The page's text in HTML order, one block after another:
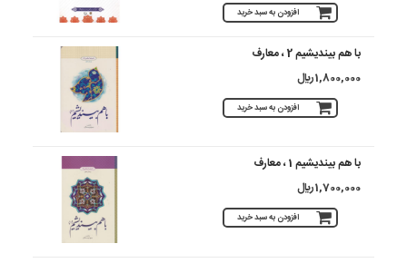
افزودن به سبد خرید
با هم بیندیشیم 2 ، معارف
1,800,000 ريال
افزودن به سبد خرید
با هم بیندیشیم 1 ، معارف
1,700,000 ريال
افزودن به سبد خرید